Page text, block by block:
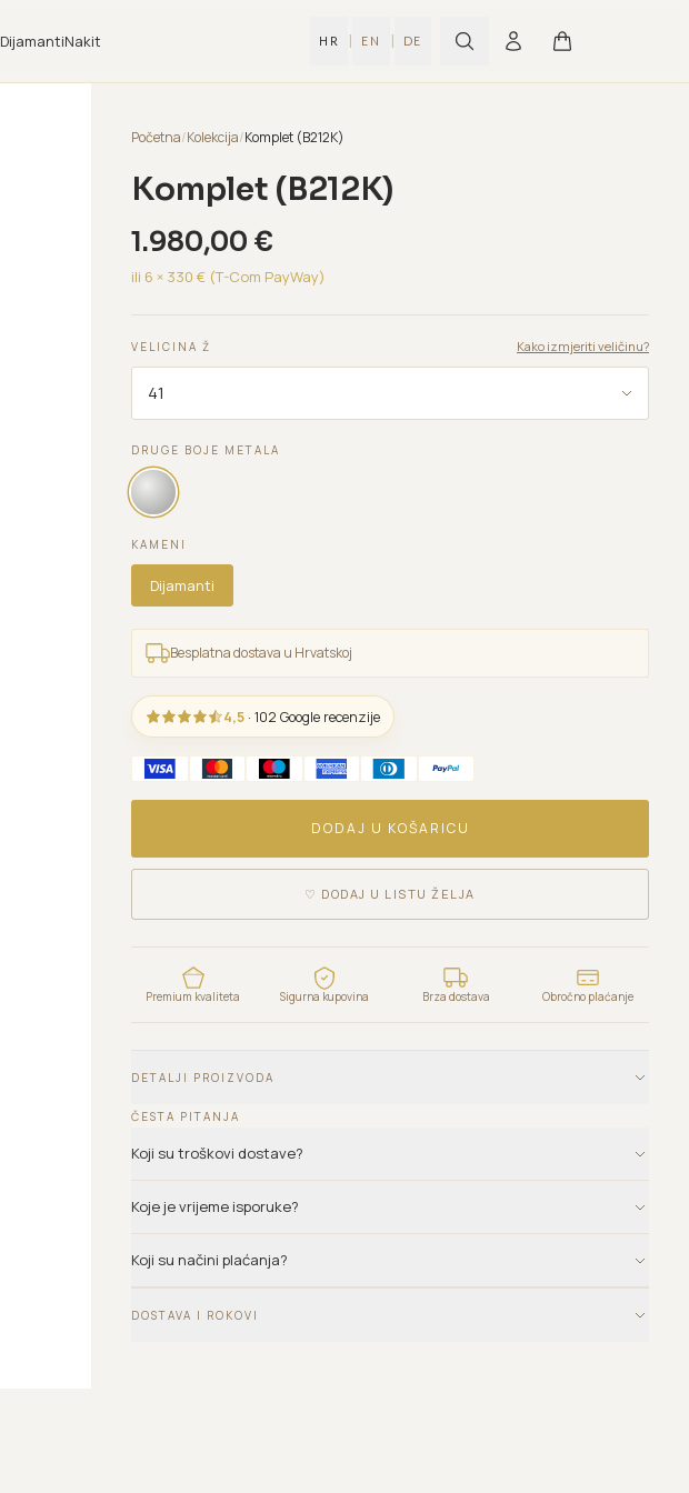
DijamantiNakit HR | EN | DE
Početna/Kolekcija/Komplet (B212K)
Komplet (B212K)
1.980,00 €
ili 6 × 330 € (T-Com PayWay)
VELICINA Ž Kako izmjeriti veličinu?
DRUGE BOJE METALA
KAMENI
Dijamanti
Besplatna dostava u Hrvatskoj
4,5 · 102 Google recenzije
DODAJ U KOŠARICU
♡ DODAJ U LISTU ŽELJA
Premium kvaliteta Sigurna kupovina Brza dostava Obročno plaćanje
DETALJI PROIZVODA
ČESTA PITANJA
Koji su troškovi dostave?
Koje je vrijeme isporuke?
Koji su načini plaćanja?
DOSTAVA I ROKOVI